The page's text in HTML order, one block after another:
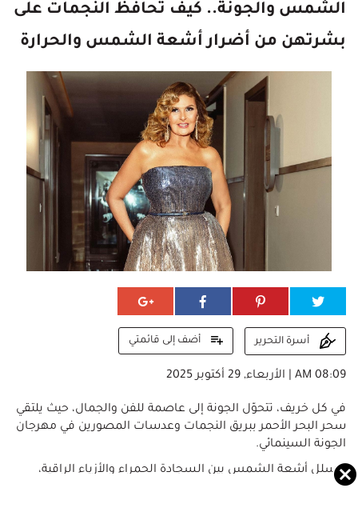
الشمس والجونة.. كيف تحافظ النجمات على
بشرتهن من أضرار أشعة الشمس والحرارة
أسرة التحرير أضف إلى قائمتي
08:09 AM | الأربعاء, 29 أكتوبر 2025
في كل خريف، تتحوّل الجونة إلى عاصمة للفن والجمال، حيث يلتقي
سحر البحر الأحمر ببريق النجمات وعدسات المصورين في مهرجان
الجونة السينمائي.
تتسلل أشعة الشمس بين السجادة الحمراء والأزياء الراقية،
وتصبح الحرارة جزءًا من المشهد، تختبر صبر الأناقة وتكشف أسرار